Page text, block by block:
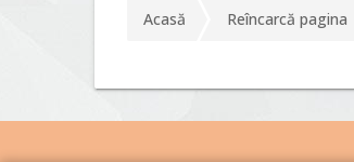
Acasă Reîncarcă pagina